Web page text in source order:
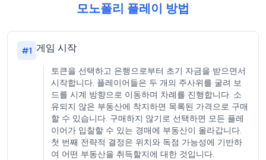
모노폴리 플레이 방법
#1 게임 시작
토큰을 선택하고 은행으로부터 초기 자금을 받으면서
시작합니다. 플레이어들은 두 개의 주사위를 굴려 보
드를 시계 방향으로 이동하며 차례를 진행합니다. 소
유되지 않은 부동산에 착지하면 목록된 가격으로 구매
할 수 있습니다. 구매하지 않기로 선택하면 모든 플레
이어가 입찰할 수 있는 경매에 부동산이 올라갑니다.
첫 번째 전략적 결정은 위치와 독점 가능성에 기반하
여 어떤 부동산을 취득할지에 대한 것입니다.